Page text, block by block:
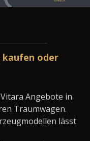
kaufen oder
Angebote in
Traumwagen.
lässt